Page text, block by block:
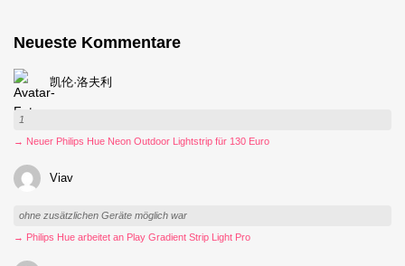
Neueste Kommentare
凯伦·洛夫利
1
→ Neuer Philips Hue Neon Outdoor Lightstrip für 130 Euro
Viav
ohne zusätzlichen Geräte möglich war
→ Philips Hue arbeitet an Play Gradient Strip Light Pro